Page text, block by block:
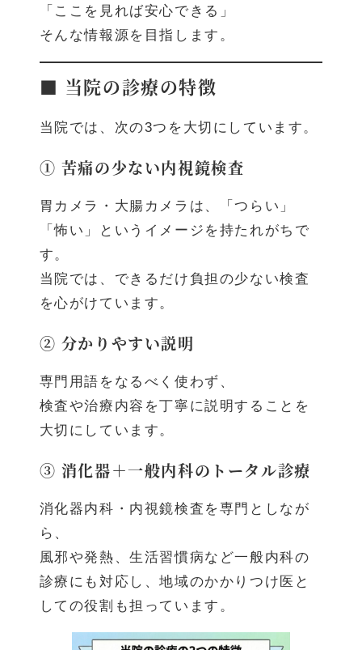
「ここを見れば安心できる」
そんな情報源を目指します。
■ 当院の診療の特徴
当院では、次の3つを大切にしています。
① 苦痛の少ない内視鏡検査
胃カメラ・大腸カメラは、「つらい」
「怖い」というイメージを持たれがちで
す。
当院では、できるだけ負担の少ない検査
を心がけています。
② 分かりやすい説明
専門用語をなるべく使わず、
検査や治療内容を丁寧に説明することを
大切にしています。
③ 消化器＋一般内科のトータル診療
消化器内科・内視鏡検査を専門としなが
ら、
風邪や発熱、生活習慣病など一般内科の
診療にも対応し、地域のかかりつけ医と
しての役割も担っています。